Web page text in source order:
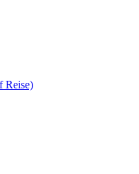
Reise)